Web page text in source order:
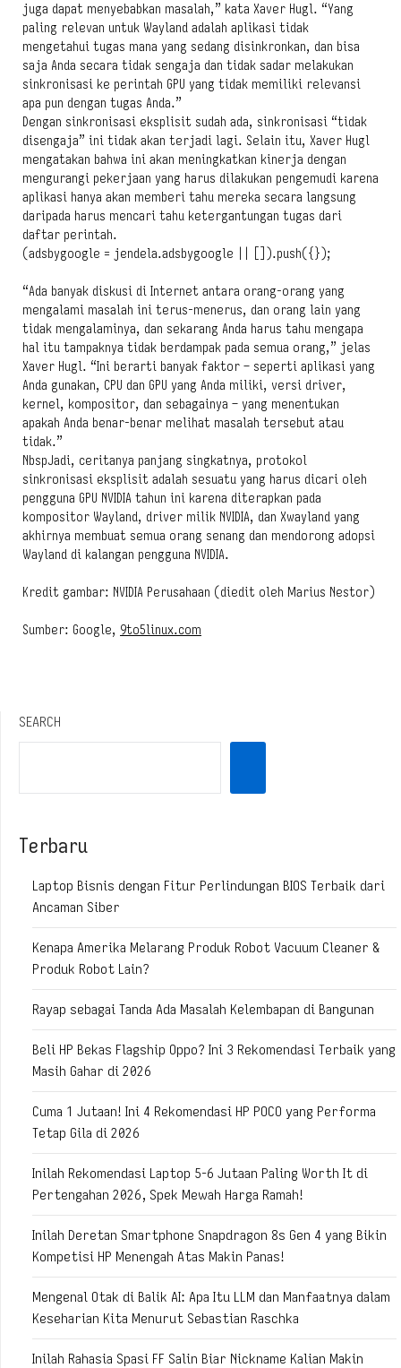
juga dapat menyebabkan masalah,” kata Xaver Hugl. “Yang
paling relevan untuk Wayland adalah aplikasi tidak
mengetahui tugas mana yang sedang disinkronkan, dan bisa
saja Anda secara tidak sengaja dan tidak sadar melakukan
sinkronisasi ke perintah GPU yang tidak memiliki relevansi
apa pun dengan tugas Anda.”
Dengan sinkronisasi eksplisit sudah ada, sinkronisasi “tidak
disengaja” ini tidak akan terjadi lagi. Selain itu, Xaver Hugl
mengatakan bahwa ini akan meningkatkan kinerja dengan
mengurangi pekerjaan yang harus dilakukan pengemudi karena
aplikasi hanya akan memberi tahu mereka secara langsung
daripada harus mencari tahu ketergantungan tugas dari
daftar perintah.
(adsbygoogle = jendela.adsbygoogle || []).push({});
“Ada banyak diskusi di Internet antara orang-orang yang
mengalami masalah ini terus-menerus, dan orang lain yang
tidak mengalaminya, dan sekarang Anda harus tahu mengapa
hal itu tampaknya tidak berdampak pada semua orang,” jelas
Xaver Hugl. “Ini berarti banyak faktor – seperti aplikasi yang
Anda gunakan, CPU dan GPU yang Anda miliki, versi driver,
kernel, kompositor, dan sebagainya – yang menentukan
apakah Anda benar-benar melihat masalah tersebut atau
tidak.”
NbspJadi, ceritanya panjang singkatnya, protokol
sinkronisasi eksplisit adalah sesuatu yang harus dicari oleh
pengguna GPU NVIDIA tahun ini karena diterapkan pada
kompositor Wayland, driver milik NVIDIA, dan Xwayland yang
akhirnya membuat semua orang senang dan mendorong adopsi
Wayland di kalangan pengguna NVIDIA.
Kredit gambar: NVIDIA Perusahaan (diedit oleh Marius Nestor)
Sumber: Google, 9to5linux.com
SEARCH
Terbaru
Laptop Bisnis dengan Fitur Perlindungan BIOS Terbaik dari
Ancaman Siber
Kenapa Amerika Melarang Produk Robot Vacuum Cleaner &
Produk Robot Lain?
Rayap sebagai Tanda Ada Masalah Kelembapan di Bangunan
Beli HP Bekas Flagship Oppo? Ini 3 Rekomendasi Terbaik yang
Masih Gahar di 2026
Cuma 1 Jutaan! Ini 4 Rekomendasi HP POCO yang Performa
Tetap Gila di 2026
Inilah Rekomendasi Laptop 5-6 Jutaan Paling Worth It di
Pertengahan 2026, Spek Mewah Harga Ramah!
Inilah Deretan Smartphone Snapdragon 8s Gen 4 yang Bikin
Kompetisi HP Menengah Atas Makin Panas!
Mengenal Otak di Balik AI: Apa Itu LLM dan Manfaatnya dalam
Keseharian Kita Menurut Sebastian Raschka
Inilah Rahasia Spasi FF Salin Biar Nickname Kalian Makin